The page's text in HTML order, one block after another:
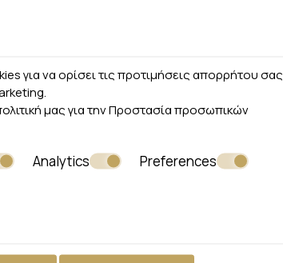
για να ορίσει τις προτιμήσεις απορρήτου σας
μας για τηνΠροστασία προσωπικών
Analytics Preferences